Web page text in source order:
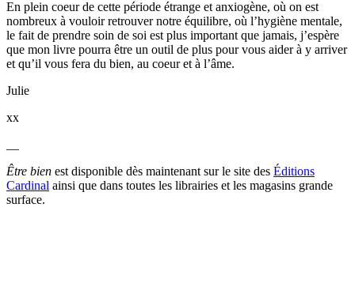
En plein coeur de cette période étrange et anxiogène, où on est
nombreux à vouloir retrouver notre équilibre, où l’hygiène mentale,
le fait de prendre soin de soi est plus important que jamais, j’espère
que mon livre pourra être un outil de plus pour vous aider à y arriver
et qu’il vous fera du bien, au coeur et à l’âme.
Julie
xx
Être bien est disponible dès maintenant sur le site des Éditions
Cardinal ainsi que dans toutes les librairies et les magasins grande
surface.